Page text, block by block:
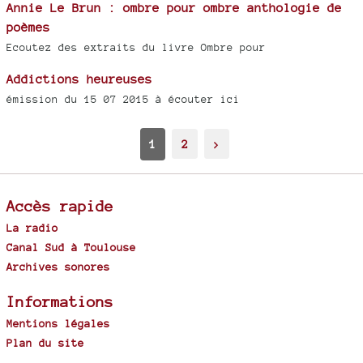
Annie Le Brun : ombre pour ombre anthologie de
poèmes
Ecoutez des extraits du livre Ombre pour
Addictions heureuses
émission du 15 07 2015 à écouter ici
1 2 >
Accès rapide
La radio
Canal Sud à Toulouse
Archives sonores
Informations
Mentions légales
Plan du site